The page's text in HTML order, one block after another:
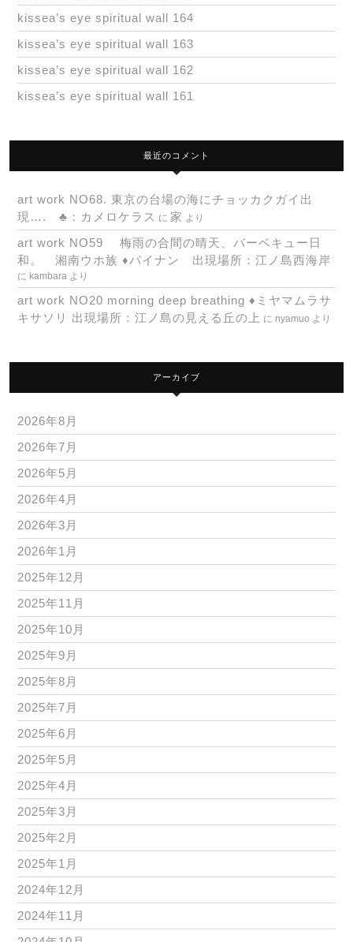
kissea’s eye spiritual wall 164
kissea’s eye spiritual wall 163
kissea’s eye spiritual wall 162
kissea’s eye spiritual wall 161
最近のコメント
art work NO68. 東京の台場の海にチョッカクガイ出
現…. ♣：カメロケラス に 家 より
art work NO59 梅雨の合間の晴天、バーベキュー日
和。 湘南ウホ族 ♦パイナン 出現場所：江ノ島西海岸
に kambara より
art work NO20 morning deep breathing ♦ミヤマムラサ
キサソリ 出現場所：江ノ島の見える丘の上 に nyamuo より
アーカイブ
2026年8月
2026年7月
2026年5月
2026年4月
2026年3月
2026年1月
2025年12月
2025年11月
2025年10月
2025年9月
2025年8月
2025年7月
2025年6月
2025年5月
2025年4月
2025年3月
2025年2月
2025年1月
2024年12月
2024年11月